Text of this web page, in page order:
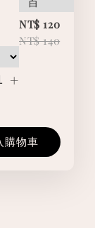
+
NT$ 120
NT$ 140
購物車